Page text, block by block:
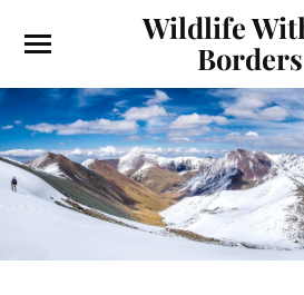
Wildlife
Borders